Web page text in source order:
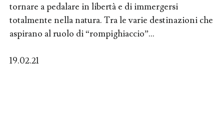
tornare a pedalare in libertà e di immergersi
totalmente nella natura. Tra le varie destinazioni che
aspirano al ruolo di “rompighiaccio”...
19.02.21